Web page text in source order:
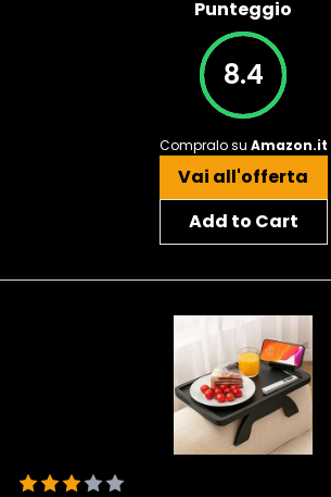
Punteggio
8.4
Compralo su Amazon.it
Vai all'offerta
Add to Cart